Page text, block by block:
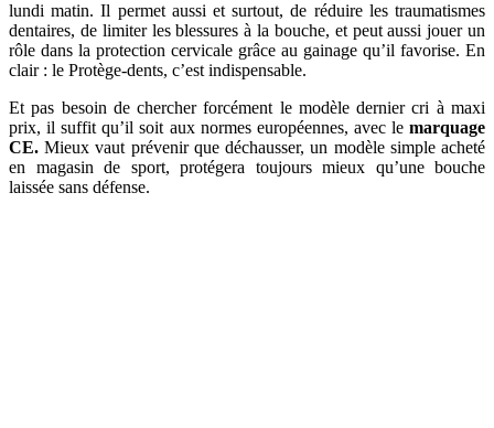
lundi matin. Il permet aussi et surtout, de réduire les traumatismes
dentaires, de limiter les blessures à la bouche, et peut aussi jouer un
rôle dans la protection cervicale grâce au gainage qu’il favorise. En
clair : le Protège-dents, c’est indispensable.
Et pas besoin de chercher forcément le modèle dernier cri à maxi
prix, il suffit qu’il soit aux normes européennes, avec le marquage
CE.Mieux vaut prévenir que déchausser, un modèle simple acheté
en magasin de sport, protégera toujours mieux qu’une bouche
laissée sans défense.